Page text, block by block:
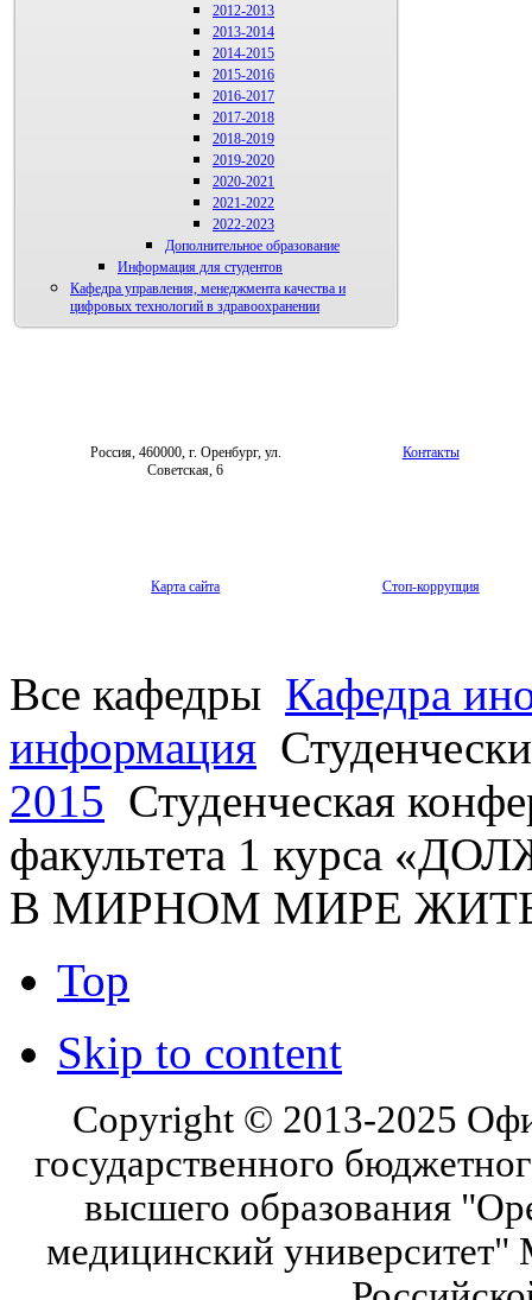
2012-2013
2013-2014
2014-2015
2015-2016
2016-2017
2017-2018
2018-2019
2019-2020
2020-2021
2021-2022
2022-2023
Дополнительное образование
Информация для студентов
Кафедра управления, менеджмента качества и
цифровых технологий в здравоохранении
Россия, 460000, г. Оренбург, ул.
Советская, 6
Контакты
Карта сайта Стоп-коррупция
Все кафедры Кафедра
информация
2015 Студенческая
факультета 1 курса
В МИРНОМ МИРЕ
Top
Skip to content
Copyright © 2013-2025
государственного
высшего образования
медицинский университет"